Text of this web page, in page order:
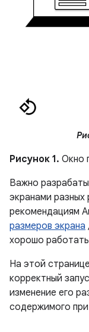
Рисунок 1. Окно
Важно
экранами
рекомендациям
размеров экрана
хорошо
На этой
корректный
изменение его
содержимого